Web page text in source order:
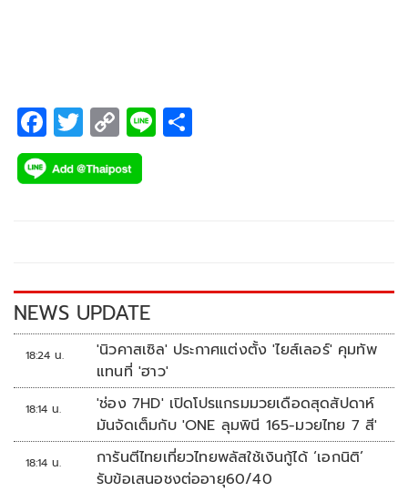
F
ac
e
k
T
wi
tt
C
o
p
k
Li
NEWS UPDATE
18:24 น.
'นิวคาสเซิล' ประกาศแต่งตั้ง 'ไยส์เลอร์' คุมทัพ
แทนที่ 'ฮาว'
18:14 น.
'ช่อง 7HD' เปิดโปรแกรมมวยเดือดสุดสัปดาห์
มันจัดเต็มกับ 'ONE ลุมพินี 165-มวยไทย 7 สี'
18:14 น.
การันตีไทยเที่ยวไทยพลัสใช้เงินกู้ได้ ‘เอกนิติ’
รับข้อเสนอชงต่ออายุ60/40